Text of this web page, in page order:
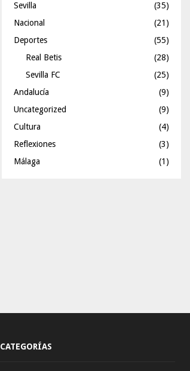
Sevilla
(35)
Nacional
(21)
Deportes
(55)
Real Betis
(28)
Sevilla FC
(25)
Andalucía
(9)
Uncategorized
(9)
Cultura
(4)
Reflexiones
(3)
Málaga
(1)
CATEGORÍAS